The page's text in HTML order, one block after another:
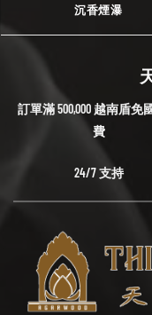
沉香煙瀑
訂單滿 500,000 越南盾免
費
24/7 支持